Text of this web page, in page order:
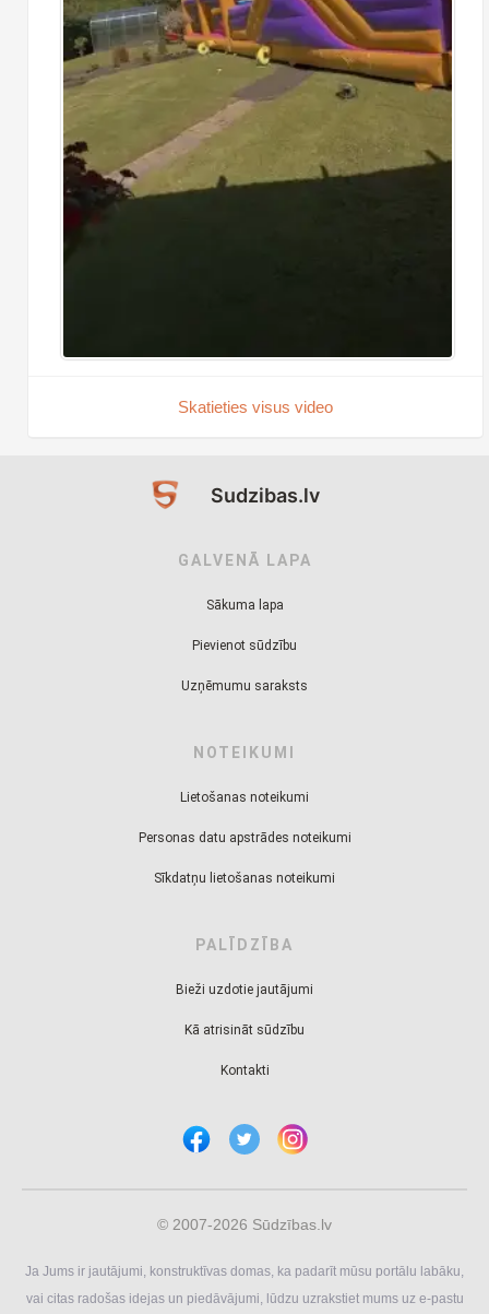
Skatieties visus video
Sudzibas.lv
GALVENĀ LAPA
Sākuma lapa
Pievienot sūdzību
Uzņēmumu saraksts
NOTEIKUMI
Lietošanas noteikumi
Personas datu apstrādes noteikumi
Sīkdatņu lietošanas noteikumi
PALĪDZĪBA
Bieži uzdotie jautājumi
Kā atrisināt sūdzību
Kontakti
© 2007-2026 Sūdzības.lv
Ja Jums ir jautājumi, konstruktīvas domas, ka padarīt mūsu portālu labāku,
vai citas radošas idejas un piedāvājumi, lūdzu uzrakstiet mums uz e-pastu